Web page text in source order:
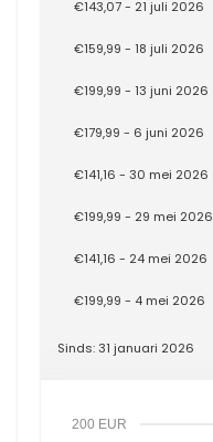
€143,07 - 21 juli 2026
€159,99 - 18 juli 2026
€199,99 - 13 juni 2026
€179,99 - 6 juni 2026
€141,16 - 30 mei 2026
€199,99 - 29 mei 2026
€141,16 - 24 mei 2026
€199,99 - 4 mei 2026
Sinds: 31 januari 2026
200 EUR